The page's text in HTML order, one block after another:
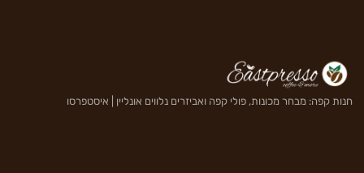
חנות קפה: מבחר מכונות, פולי קפה ואביזרים נלווים אונליין | איסטפרסו